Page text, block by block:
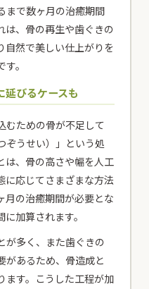
まで数ヶ月の治癒期間
は、骨の再生や歯ぐきの
自然で美しい仕上がりを
。
延びるケースも
むための骨が不足して
ぞうせい）」という処
は、骨の高さや幅を人工
に応じてさまざまな方法
月の治癒期間が必要とな
加算されます。
が多く、また歯ぐきの
があるため、骨造成と
ます。こうした工程が加